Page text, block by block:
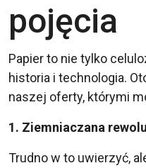
pojęcia
Papier to nie tylko
historia i technologia.
naszej oferty, którymi
1. Ziemniaczana
Trudno w to uwierzyć,